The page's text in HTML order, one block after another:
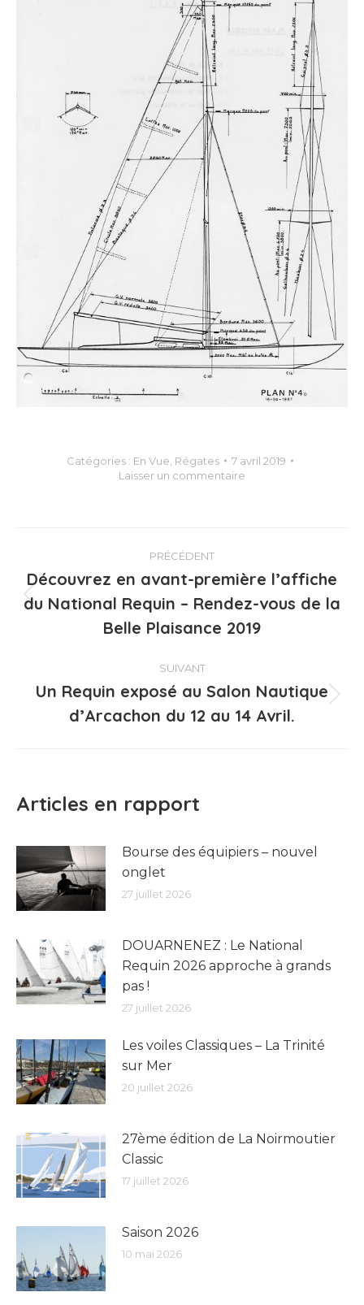
Catégories : En Vue Régates
7 avril 2019
Laisser un commentaire
Navigation
article
PRÉCÉDENT
Article
précédent
Découvrez en avant-première l’affiche
du National Requin – Rendez-vous de la
Belle Plaisance 2019
SUIVANT
suivant
Un Requin exposé au Salon Nautique
d’Arcachon du 12 au 14 Avril.
Articles en rapport
Bourse des équipiers – nouvel
onglet
27 juillet 2026
DOUARNENEZ : Le National
Requin 2026 approche à grands
pas !
27 juillet 2026
Les voiles Classiques – La Trinité
sur Mer
20 juillet 2026
27ème édition de La Noirmoutier
Classic
17 juillet 2026
Saison 2026
10 mai 2026